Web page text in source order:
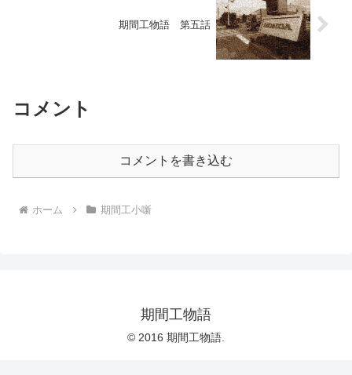
期間工物語 第五話
コメント
コメントを書き込む
ホーム 期間工小噺
期間工物語
© 2016 期間工物語.